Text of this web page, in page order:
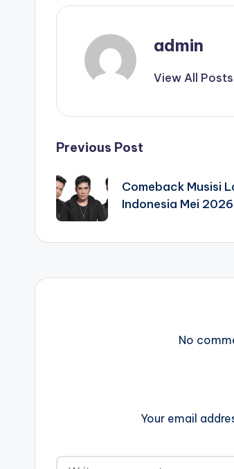
admin
View All Posts
Post
navigation
Previous Post
Comeback Musisi
Indonesia Mei
No
Your email